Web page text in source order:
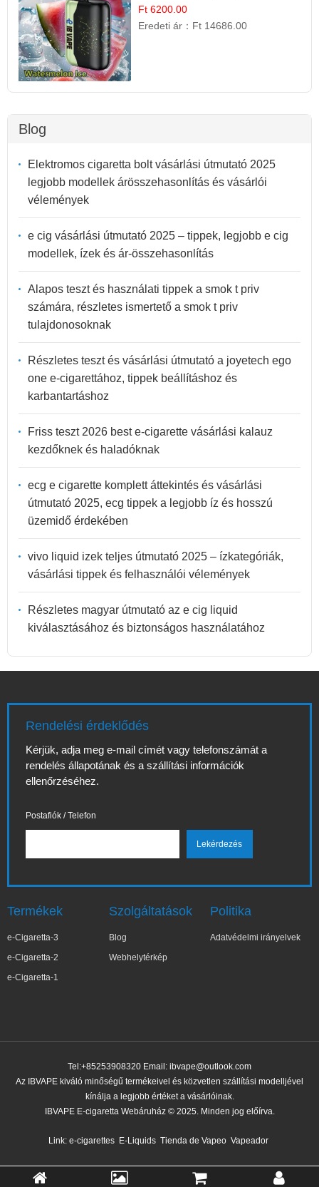
Frissítő Nyári Íz
Ft 6200.00
Eredeti ár： Ft 14686.00
Blog
Elektromos cigaretta bolt vásárlási útmutató 2025
legjobb modellek árösszehasonlítás és vásárlói
vélemények
e cig vásárlási útmutató 2025 – tippek, legjobb e cig
modellek, ízek és ár-összehasonlítás
Alapos teszt és használati tippek a smok t priv
számára, részletes ismertető a smok t priv
tulajdonosoknak
Részletes teszt és vásárlási útmutató a joyetech ego
one e-cigarettához, tippek beállításhoz és
karbantartáshoz
Friss teszt 2026 best e-cigarette vásárlási kalauz
kezdőknek és haladóknak
ecg e cigarette komplett áttekintés és vásárlási
útmutató 2025, ecg tippek a legjobb íz és hosszú
üzemidő érdekében
vivo liquid izek teljes útmutató 2025 – ízkategóriák,
vásárlási tippek és felhasználói vélemények
Részletes magyar útmutató az e cig liquid
kiválasztásához és biztonságos használatához
Rendelési érdeklődés
Kérjük, adja meg e-mail címét vagy telefonszámát a
rendelés állapotának és a szállítási információk
ellenőrzéséhez.
Postafiók / Telefon
Termékek
e-Cigaretta-3
e-Cigaretta-2
e-Cigaretta-1
Szolgáltatások
Blog
Webhelytérkép
Politika
Adatvédelmi irányelvek
Tel:+85253908320 Email: ibvape@outlook.com
Az IBVAPE kiváló minőségű termékeivel és közvetlen szállítási modelljével
kínálja a legjobb értéket a vásárlóinak.
IBVAPE E-cigaretta Webáruház © 2025. Minden jog előírva.
Link: e-cigarettes E-Liquids Tienda de Vapeo Vapeador